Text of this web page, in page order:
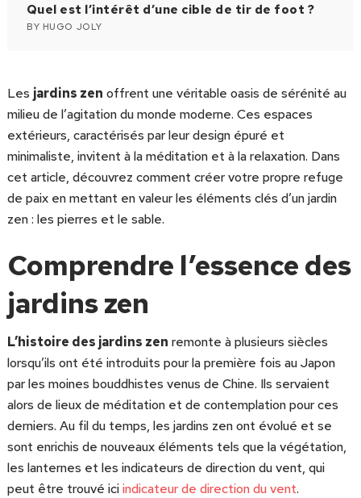
Quel est l’intérêt d’une cible de tir de foot ?
BY HUGO JOLY
Les jardins zen offrent une véritable oasis de sérénité au
milieu de l’agitation du monde moderne. Ces espaces
extérieurs, caractérisés par leur design épuré et
minimaliste, invitent à la méditation et à la relaxation. Dans
cet article, découvrez comment créer votre propre refuge
de paix en mettant en valeur les éléments clés d’un jardin
zen : les pierres et le sable.
Comprendre l’essence des
jardins zen
L’histoire des jardins zen remonte à plusieurs siècles
lorsqu’ils ont été introduits pour la première fois au Japon
par les moines bouddhistes venus de Chine. Ils servaient
alors de lieux de méditation et de contemplation pour ces
derniers. Au fil du temps, les jardins zen ont évolué et se
sont enrichis de nouveaux éléments tels que la végétation,
les lanternes et les indicateurs de direction du vent, qui
peut être trouvé iciindicateur de direction du vent.